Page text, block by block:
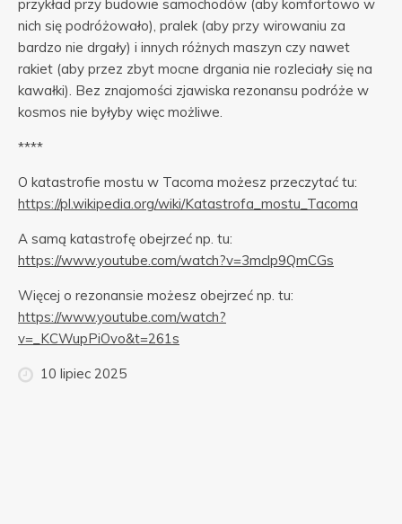
przykład przy budowie samochodów (aby komfortowo w
nich się podróżowało), pralek (aby przy wirowaniu za
bardzo nie drgały) i innych różnych maszyn czy nawet
rakiet (aby przez zbyt mocne drgania nie rozleciały się na
kawałki). Bez znajomości zjawiska rezonansu podróże w
kosmos nie byłyby więc możliwe.
****
O katastrofie mostu w Tacoma możesz przeczytać tu:
https://pl.wikipedia.org/wiki/Katastrofa_mostu_Tacoma
A samą katastrofę obejrzeć np. tu:
https://www.youtube.com/watch?v=3mclp9QmCGs
Więcej o rezonansie możesz obejrzeć np. tu:
https://www.youtube.com/watch?
v=_KCWupPiOvo&t=261s
10 lipiec 2025